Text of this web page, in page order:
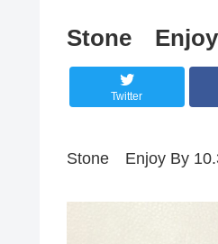
Stone Enjoy
Twitter
Stone Enjoy By